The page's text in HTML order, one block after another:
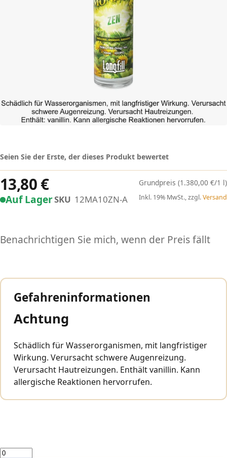
Auf LagerSKU 12MA10ZN-A
Seien Sie der Erste, der dieses Produkt bewertet
13,80 € (1.380,00 €/1 l)
Inkl. 19% MwSt., zzgl.Versand
Benachrichtigen Sie mich, wenn der Preis fällt
Gefahreninformationen
Achtung
Schädlich für Wasserorganismen, mit langfristiger
Wirkung. Verursacht schwere Augenreizung.
Verursacht Hautreizungen. Enthält vanillin. Kann
allergische Reaktionen hervorrufen.
Menge